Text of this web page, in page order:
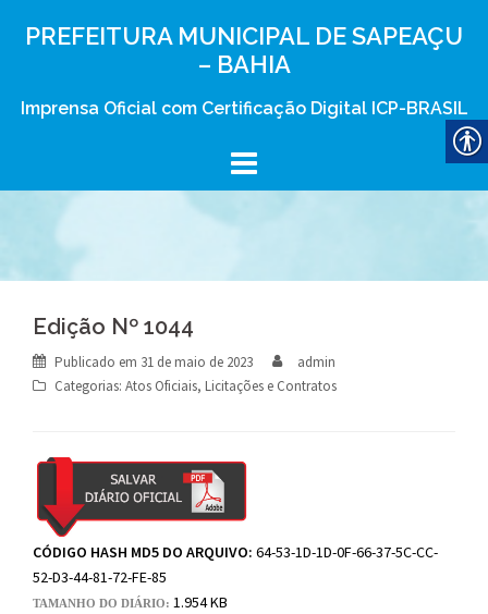
PREFEITURA MUNICIPAL DE SAPEAÇU
– BAHIA
Imprensa Oficial com Certificação Digital ICP-BRASIL
Edição Nº 1044
Publicado em 31 de maio de 2023
admin
Categorias: Atos Oficiais, Licitações e Contratos
CÓDIGO HASH MD5 DO ARQUIVO: 64-53-1D-1D-0F-66-37-5C-CC-
52-D3-44-81-72-FE-85
TAMANHO DO DIÁRIO: 1.954 KB